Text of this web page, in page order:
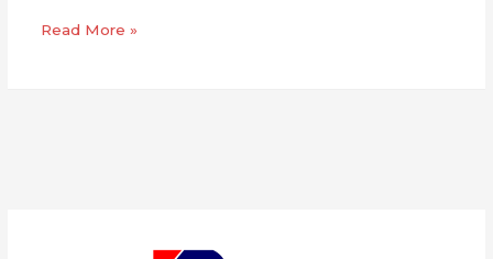
Rental
Read More »